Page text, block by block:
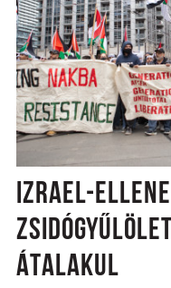
IZRAEL-
ÁTALAKUL